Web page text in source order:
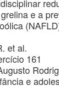
e a
et al.
161
e